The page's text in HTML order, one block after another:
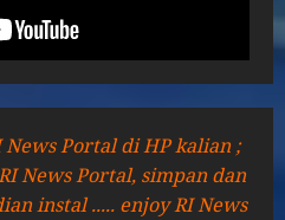
Portal di HP kalian ;
News Portal, simpan dan
instal ..... enjoy RI News